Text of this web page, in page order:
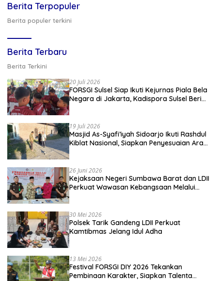
Berita Terpopuler
Berita populer terkini
Berita Terbaru
Berita Terkini
20 Juli 2026
FORSGI Sulsel Siap Ikuti Kejurnas Piala Bela
Negara di Jakarta, Kadispora Sulsel Beri
19 Juli 2026
Masjid As-Syafi’iyah Sidoarjo Ikuti Rashdul
Kiblat Nasional, Siapkan Penyesuaian Arah
26 Juni 2026
Kejaksaan Negeri Sumbawa Barat dan LDII
Perkuat Wawasan Kebangsaan Melalui
30 Mei 2026
Polsek Tarik Gandeng LDII Perkuat
Kamtibmas Jelang Idul Adha
13 Mei 2026
Festival FORSGI DIY 2026 Tekankan
Pembinaan Karakter, Siapkan Talenta